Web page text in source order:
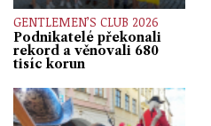
GENTLEMEN’S CLUB 2026
Podnikatelé překonali
rekord a věnovali 680
tisíc korun